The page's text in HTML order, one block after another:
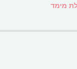
מימד